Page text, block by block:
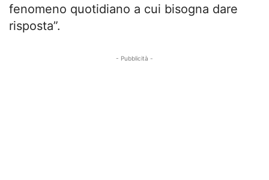
fenomeno quotidiano a cui bisogna dare
risposta”.
- Pubblicità -